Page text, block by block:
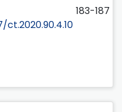
183-187
ct.2020.90.4.10